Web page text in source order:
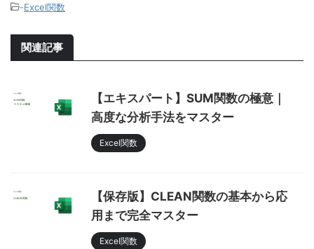
-Excel関数
関連記事
【エキスパート】SUM関数の極意｜
高度な分析手法をマスター
Excel関数
【保存版】CLEAN関数の基本から応
用まで完全マスター
Excel関数